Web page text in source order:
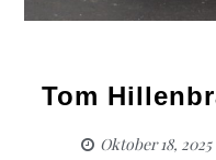
Tom
Oktober 18, 2025